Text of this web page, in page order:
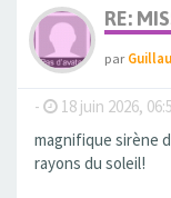
RE:
par
- 18 juin 2026,
magnifique sirène
rayons du soleil!